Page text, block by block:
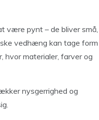
være pynt – de bliver små,
vedhæng kan tage form
hvor materialer, farver og
nysgerrighed og